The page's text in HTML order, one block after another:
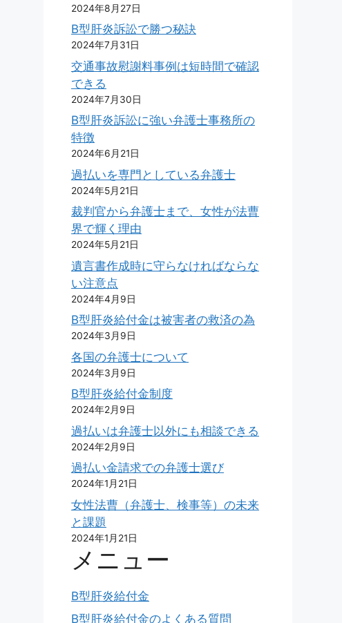
2024年8月27日
B型肝炎訴訟で勝つ秘訣
2024年7月31日
交通事故慰謝料事例は短時間で確認
できる
2024年7月30日
B型肝炎訴訟に強い弁護士事務所の
特徴
2024年6月21日
過払いを専門としている弁護士
2024年5月21日
裁判官から弁護士まで、女性が法曹
界で輝く理由
2024年5月21日
遺言書作成時に守らなければならな
い注意点
2024年4月9日
B型肝炎給付金は被害者の救済の為
2024年3月9日
各国の弁護士について
2024年3月9日
B型肝炎給付金制度
2024年2月9日
過払いは弁護士以外にも相談できる
2024年2月9日
過払い金請求での弁護士選び
2024年1月21日
女性法曹（弁護士、検事等）の未来
と課題
2024年1月21日
メニュー
B型肝炎給付金
B型肝炎給付金のよくある質問